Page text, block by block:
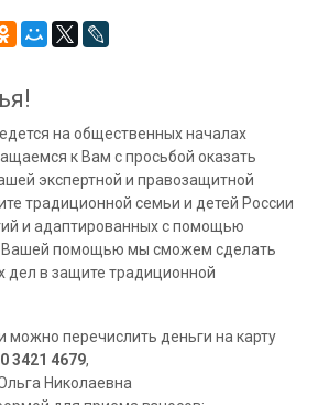
на общественных началах
к Вам с просьбой оказать
экспертной и правозащитной
традиционной семьи и детей России
и адаптированных с помощью
Вашей помощью мы сможем сделать
в защите традиционной
перечислить деньги на карту
3421 4679,
Николаевна